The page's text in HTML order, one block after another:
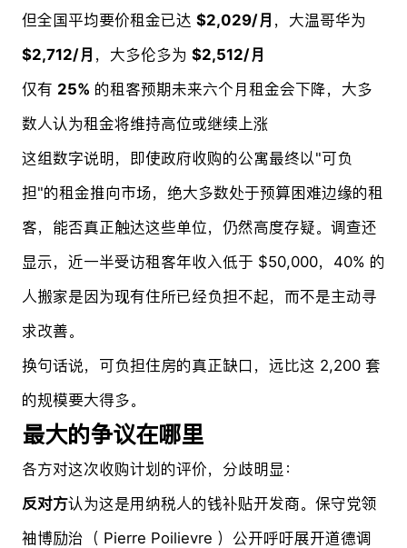
但全国平均要价租金已达 $2,029/月 ，大温哥华为
$2,712/月 ，大多伦多为 $2,512/月
仅有 25% 的租客预期未来六个月租金会下降，大多
数人认为租金将维持高位或继续上涨
这组数字说明，即使政府收购的公寓最终以"可负
担"的租金推向市场，绝大多数处于预算困难边缘的租
客，能否真正触达这些单位，仍然高度存疑。调查还
显示，近一半受访租客年收入低于 $50,000，40% 的
人搬家是因为现有住所已经负担不起，而不是主动寻
求改善。
换句话说，可负担住房的真正缺口，远比这 2,200 套
的规模要大得多。
最大的争议在哪里
各方对这次收购计划的评价，分歧明显：
反对方认为这是用纳税人的钱补贴开发商。保守党领
袖博励治（ Pierre Poilievre ）公开呼吁展开道德调